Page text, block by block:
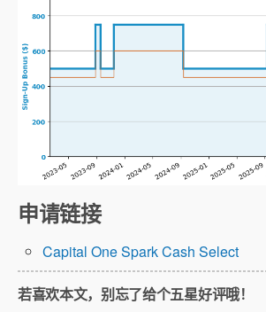
申请链接
Capital One Spark Cash Select
若喜欢本文，别忘了给个五星好评哦！